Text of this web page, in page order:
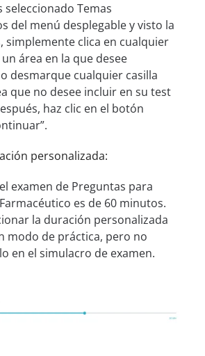
seleccionado Temas
del menú desplegable y visto la
simplemente clica en cualquier
área en la que desee
desmarque cualquier casilla
que no desee incluir en su test
haz clic en el botón
personalizada:
examen de Preguntas para
es de 60 minutos.
la duración personalizada
modo de práctica, pero no
en el simulacro de examen.